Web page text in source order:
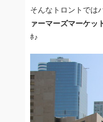
そんなトロントでは
ァーマーズマーケッ
ﾎ♪